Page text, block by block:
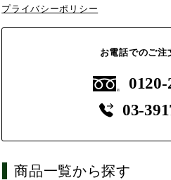
プライバシーポリシー
お電話でのご注
0120-
03-
商品一覧から探す